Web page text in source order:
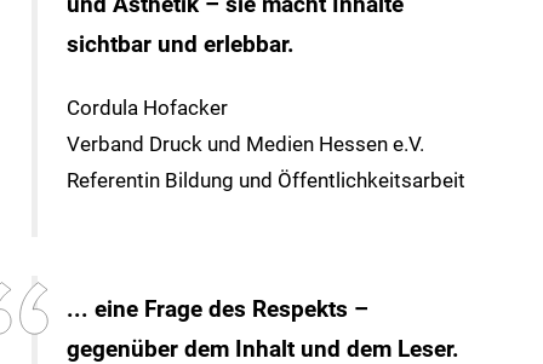
sichtbar und erlebbar.
Cordula Hofacker
Verband Druck und Medien Hessen e.V.
Referentin Bildung und Öffentlichkeitsarbeit
... eine Frage des Respekts –
gegenüber dem Inhalt und dem Leser.